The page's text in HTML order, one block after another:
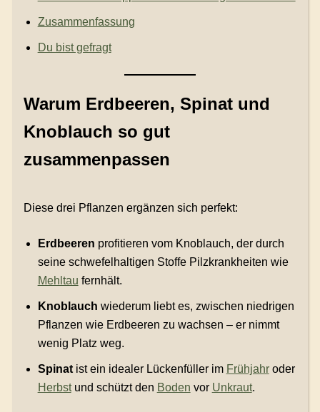
Zusammenfassung
Du bist gefragt
Warum Erdbeeren, Spinat und
Knoblauch so gut
zusammenpassen
Diese drei Pflanzen ergänzen sich perfekt:
Erdbeeren profitieren vom Knoblauch, der durch
seine schwefelhaltigen Stoffe Pilzkrankheiten wie
Mehltau fernhält.
Knoblauch wiederum liebt es, zwischen niedrigen
Pflanzen wie Erdbeeren zu wachsen – er nimmt
wenig Platz weg.
Spinatist ein idealer Lückenfüller im Frühjahroder
Herbstund schützt den Boden vor Unkraut.